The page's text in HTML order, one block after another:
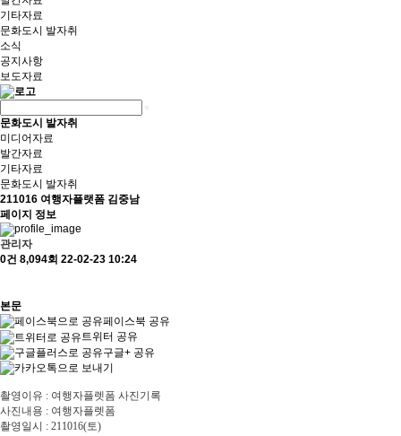
기타자료
문화도시 발자취
소식
공지사항
보도자료
문화도시 발자취
미디어자료
발간자료
기타자료
문화도시 발자취
211016 여행자플랫폼 김중남
페이지 정보
관리자
0건 8,094회 22-02-23 10:24
본문
페이스북 공유
트위터 공유
구글+ 공유
촬영이유 : 여행자플렛폼 사진기록
사진내용 : 여행자플렛폼
촬영일시 : 211016(토)